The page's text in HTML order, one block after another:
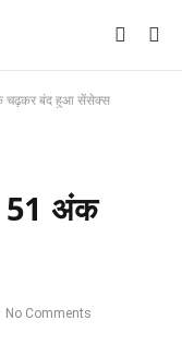
चढ़कर बंद हुआ सेंसेक्स
51 अंक
No Comments